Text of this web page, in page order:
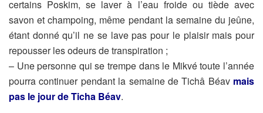
certains Poskim, se laver à l’eau froide ou tiède avec
savon et champoing, même pendant la semaine du jeûne,
étant donné qu’il ne se lave paspour le plaisir mais pour
repousser les odeurs de transpiration ;
– Une personne qui se trempe dans le Mikvé toute l’année
pourracontinuer pendant la semaine de Tichâ Béav mais
pas le jour de Ticha Béav.